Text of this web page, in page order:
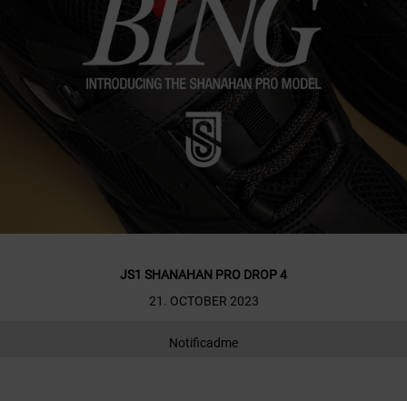
JS1 SHANAHAN PRO DROP 4
21. OCTOBER 2023
Notificadme